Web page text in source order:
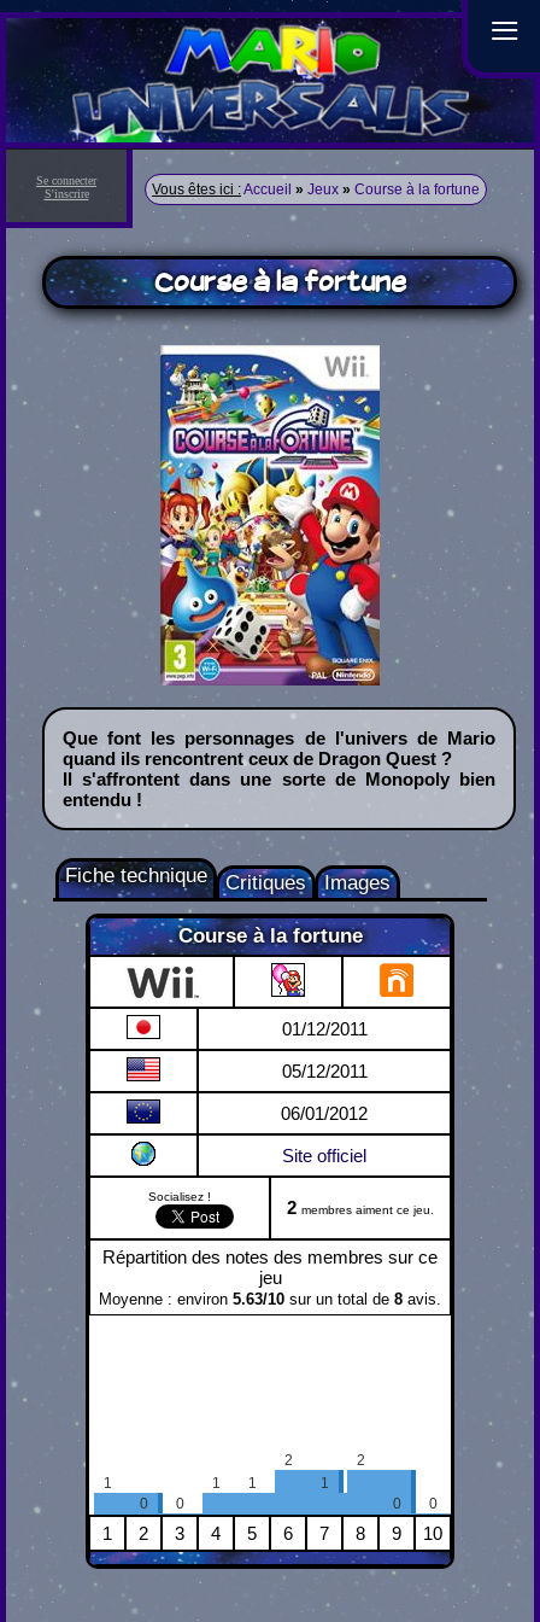
≡
Se connecter
S'inscrire
Vous êtes ici :Accueil » Jeux » Course à la fortune
Course à la fortune
Que font les personnages de l'univers de Mario
quand ils rencontrent ceux de Dragon Quest ?
Il s'affrontent dans une sorte de Monopoly bien
entendu !
Course à la fortune
Wii
01/12/2011
05/12/2011
06/01/2012
Site officiel
Socialisez !
2 membres aiment ce jeu.
Répartition des notes des membres sur ce
jeu
Moyenne : environ 5.63/10 sur un total de 8 avis.
1
0
0
1 1
2
1
2
0 0
1 2 3 4 5 6 7 8 9 10
Fiche technique Critiques Images